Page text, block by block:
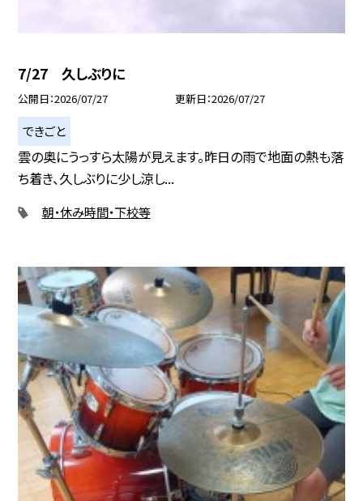
7/27 久しぶりに
公開日 2026/07/27 更新日 2026/07/27
できごと
雲の奥にうっすら太陽が見えます。昨日の雨で地面の熱も落
ち着き、久しぶりに少し涼し...
朝・休み時間・下校等